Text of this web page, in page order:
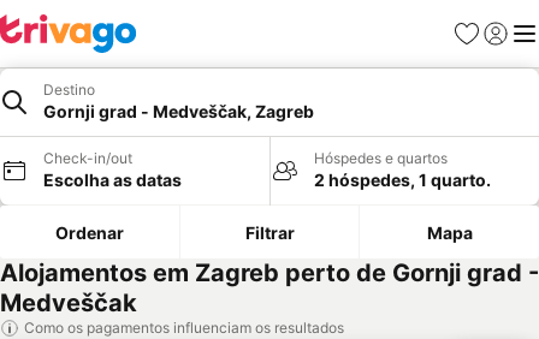
Favoritos
Iniciar
Destino
Gornji grad - Medveščak, Zagreb
Check-in/out
Escolha as datas
Hóspedes e quartos
2 hóspedes, 1 quarto.
Ordenar Filtrar Mapa
Alojamentos em Zagreb perto de Gornji grad -
Medveščak
Como os pagamentos influenciam os resultados